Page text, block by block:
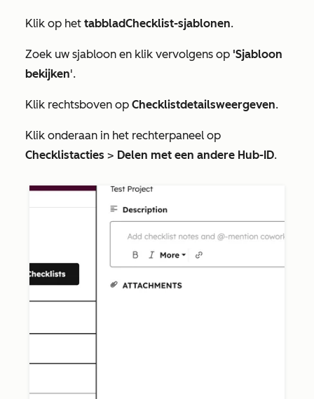
Klik op het tabbladChecklist-sjablonen.
Zoek uw sjabloon en klik vervolgens op 'Sjabloon
bekijken'.
Klik rechtsboven op Checklistdetailsweergeven.
Klik onderaan in het rechterpaneel op
Checklistacties > Delen met een andere Hub-ID.